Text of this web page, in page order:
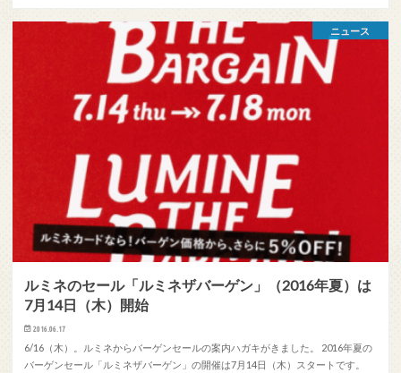
ニュース
ルミネのセール「ルミネザバーゲン」（2016年夏）は
7月14日（木）開始
2016.06.17
6/16（木）。ルミネからバーゲンセールの案内ハガキがきました。 2016年夏の
バーゲンセール「ルミネザバーゲン」の開催は7月14日（木）スタートです。